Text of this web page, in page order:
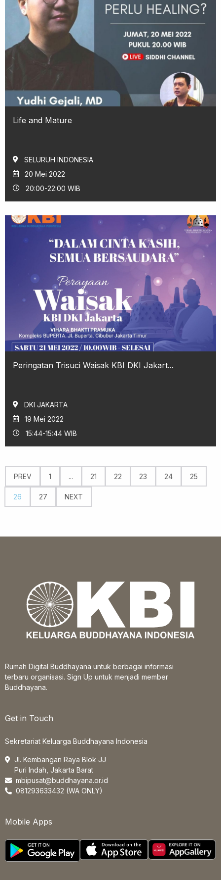
Life and Mature
SELURUH INDONESIA
20 Mei 2022
20:00-22:00 WIB
Peringatan Trisuci Waisak KBI DKI Jakart...
DKI JAKARTA
19 Mei 2022
15:44-15:44 WIB
PREV 1 ... 21 22 23 24 25
26 27 NEXT
Rumah Digital Buddhayana untuk berbagai informasi
terbaru organisasi. Sign Up untuk menjadi member
Buddhayana.
Get in Touch
Sekretariat Keluarga Buddhayana Indonesia
Jl. Kembangan Raya Blok JJ
Puri Indah, Jakarta Barat
mbipusat@buddhayana.or.id
081293633432 (WA ONLY)
Mobile Apps